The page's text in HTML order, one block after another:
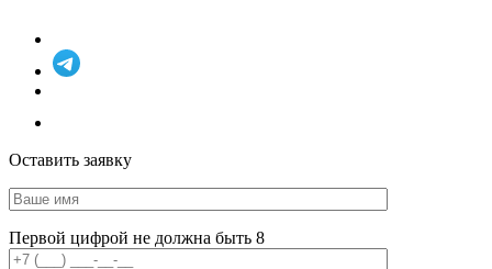
Оставить заявку
Первой цифрой не должна быть 8